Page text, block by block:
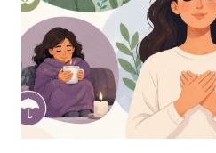
QUE
VOCÊ
ESTÁ
VIVENDO?